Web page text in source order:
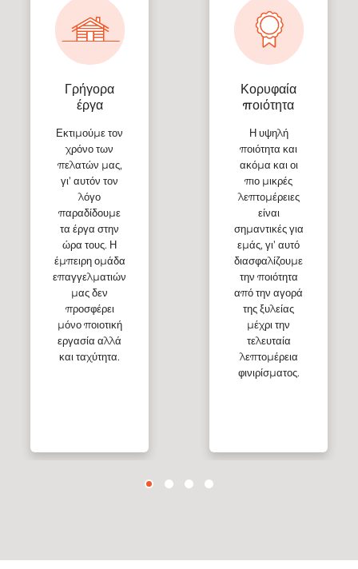
Γρήγορα
έργα
Εκτιμούμε τον
χρόνο των
πελατών μας,
γι’ αυτόν τον
λόγο
παραδίδουμε
τα έργα στην
ώρα τους. Η
έμπειρη ομάδα
επαγγελματιών
μας δεν
προσφέρει
μόνο ποιοτική
εργασία αλλά
και ταχύτητα.
Κορυφαία
ποιότητα
Η υψηλή
ποιότητα και
ακόμα και οι
πιο μικρές
λεπτομέρειες
είναι
σημαντικές για
εμάς, γι’ αυτό
διασφαλίζουμε
την ποιότητα
από την αγορά
της ξυλείας
μέχρι την
τελευταία
λεπτομέρεια
φινιρίσματος.